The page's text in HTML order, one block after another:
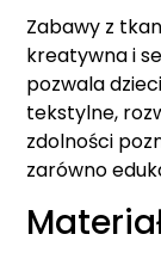
Zabawy z
kreatywna i
pozwala
tekstylne,
zdolności
zarówno